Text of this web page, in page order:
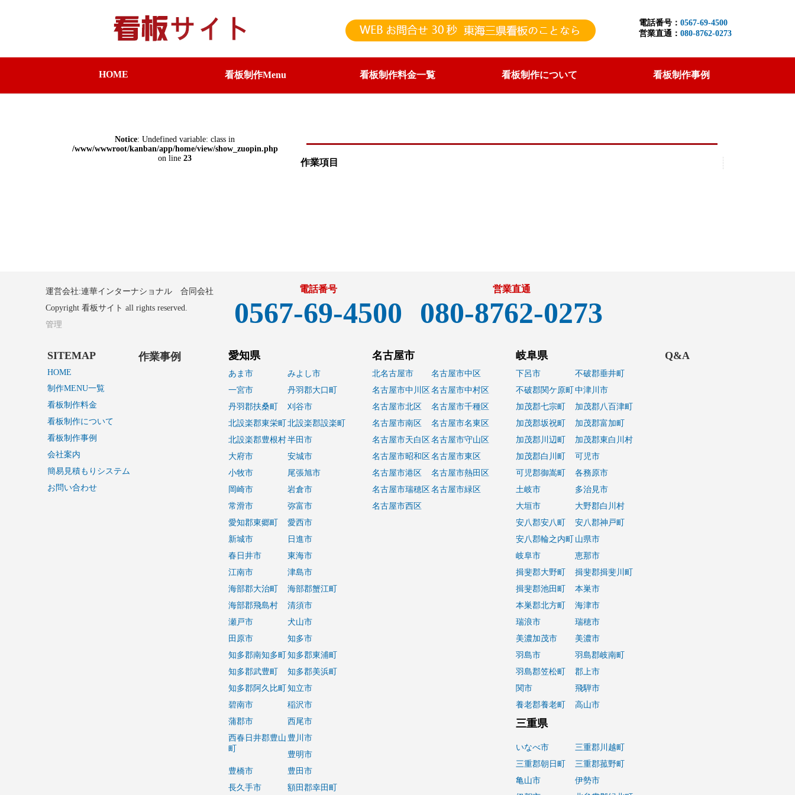
電話番号： 0567-69-4500
営業直通： 080-8762-0273
HOME 看板制作Menu 看板制作料金一覧 看板制作について 看板制作事例
Notice: Undefined variable: class in
/www/wwwroot/kanban/app/home/view/show_zuopin.php
on line 23 作業項目
運営会社:連華インターナショナル 合同会社
Copyright 看板サイト all rights reserved.
管理
電話番号
0567-69-4500
営業直通
080-8762-0273
SITEMAP
HOME
制作MENU一覧
看板制作料金
看板制作について
看板制作事例
会社案内
簡易見積もりシステム
お問い合わせ
作業事例 愛知県
あま市
みよし市
一宮市
丹羽郡大口町
丹羽郡扶桑町
刈谷市
北設楽郡東栄町 北設楽郡設楽町
北設楽郡豊根村半田市
大府市
安城市
小牧市
尾張旭市
岡崎市
岩倉市
常滑市
弥富市
愛知郡東郷町
愛西市
新城市
日進市
春日井市
東海市
江南市
津島市
海部郡大治町
海部郡蟹江町
海部郡飛島村
清須市
瀬戸市
犬山市
田原市
知多市
知多郡南知多町 知多郡東浦町
知多郡武豊町
知多郡美浜町
知多郡阿久比町 知立市
碧南市
稲沢市
蒲郡市
西尾市
西春日井郡豊山
町
豊川市
豊明市
豊橋市
豊田市
長久手市
額田郡幸田町
名古屋市
北名古屋市
名古屋市中区
名古屋市中川区 名古屋市中村区
名古屋市北区
名古屋市千種区
名古屋市南区
名古屋市名東区
名古屋市天白区 名古屋市守山区
名古屋市昭和区 名古屋市東区
名古屋市港区
名古屋市熱田区
名古屋市瑞穂区 名古屋市緑区
名古屋市西区
岐阜県
下呂市
不破郡垂井町
不破郡関ケ原町 中津川市
加茂郡七宗町
加茂郡八百津町
加茂郡坂祝町
加茂郡富加町
加茂郡川辺町
加茂郡東白川村
加茂郡白川町
可児市
可児郡御嵩町
各務原市
土岐市
多治見市
大垣市
大野郡白川村
安八郡安八町
安八郡神戸町
安八郡輪之内町
山県市
岐阜市
恵那市
揖斐郡大野町
揖斐郡揖斐川町
揖斐郡池田町
本巣市
本巣郡北方町
海津市
瑞浪市
瑞穂市
美濃加茂市
美濃市
羽島市
羽島郡岐南町
羽島郡笠松町
郡上市
関市
飛騨市
養老郡養老町
高山市
三重県
いなべ市
三重郡川越町
三重郡朝日町
三重郡菰野町
亀山市
伊勢市
Q&A